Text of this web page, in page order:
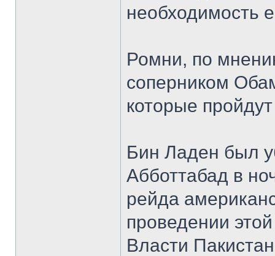
необходимость
Ромни, по
соперником
которые
Бин Ладен был
Абботтабад в
рейда
проведении
Власти